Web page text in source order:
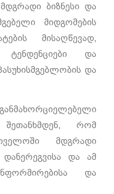
ბიზნესი და
მიდგომების
მისაღწევად,
და
და
შეთანხმდენ, რომ
მდგრადი
დანერეგვისა და ამ
და